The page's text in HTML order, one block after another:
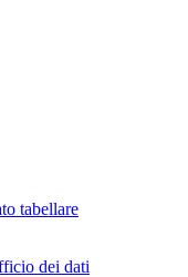
tabellare
dei dati